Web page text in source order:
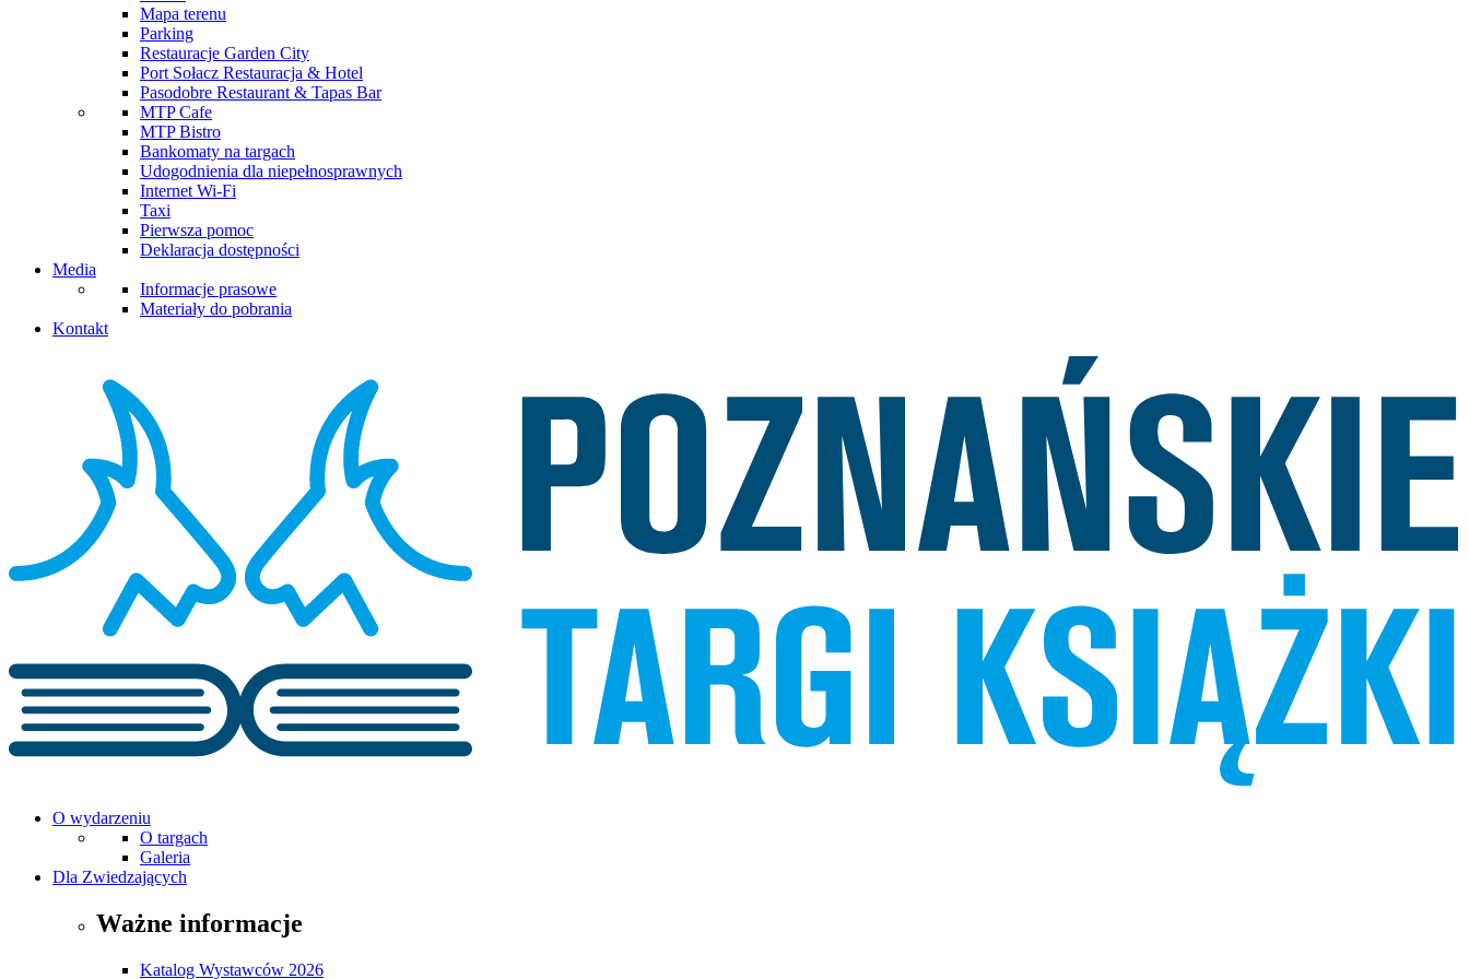
Mapa terenu
Parking
Restauracje Garden City
Port Sołacz Restauracja & Hotel
Pasodobre Restaurant & Tapas Bar
MTP Cafe
MTP Bistro
Bankomaty na targach
Udogodnienia dla niepełnosprawnych
Internet Wi-Fi
Taxi
Pierwsza pomoc
Deklaracja dostępności
Media
Informacje prasowe
Materiały do pobrania
Kontakt
O wydarzeniu
O targach
Galeria
Dla Zwiedzających
Ważne informacje
Katalog Wystawców 2026